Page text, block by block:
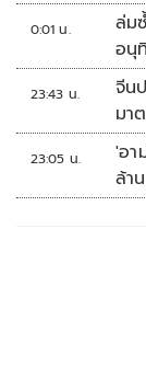
0:01 น.
ล่มซ้
อนุ
23:43 น.
จีน
มา
23:05 น.
'อา
ล้าน